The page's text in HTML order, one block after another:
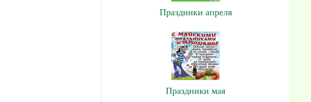
Праздники апреля
Праздники мая